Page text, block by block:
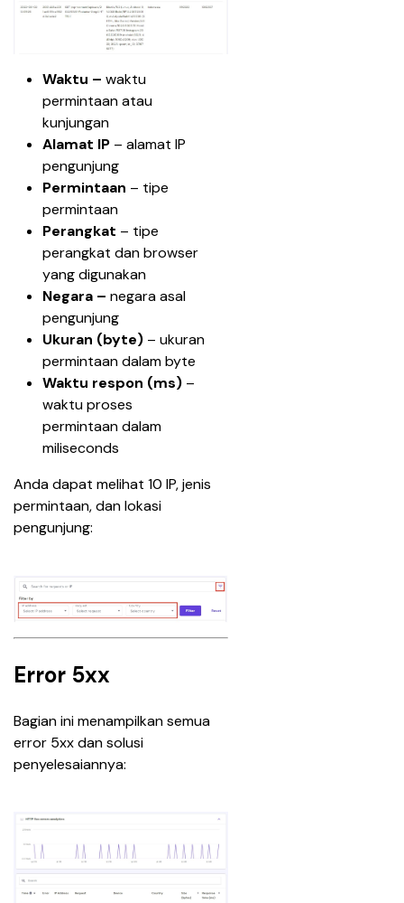
Waktu – waktu
permintaan atau
kunjungan
Alamat IP – alamat IP
pengunjung
Permintaan – tipe
permintaan
Perangkat – tipe
perangkat dan browser
yang digunakan
Negara – negara asal
pengunjung
Ukuran (byte) – ukuran
permintaan dalam byte
Waktu respon (ms) –
waktu proses
permintaan dalam
miliseconds
Anda dapat melihat 10 IP, jenis
permintaan, dan lokasi
pengunjung:
Error 5xx
Bagian ini menampilkan semua
error 5xx dan solusi
penyelesaiannya: